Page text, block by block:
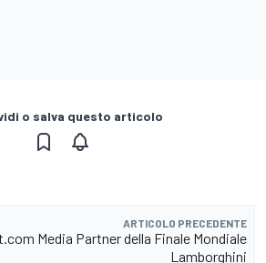
o salva questo articolo
ARTICOLO PRECEDENTE
Media Partner della Finale Mondiale
Lamborghini